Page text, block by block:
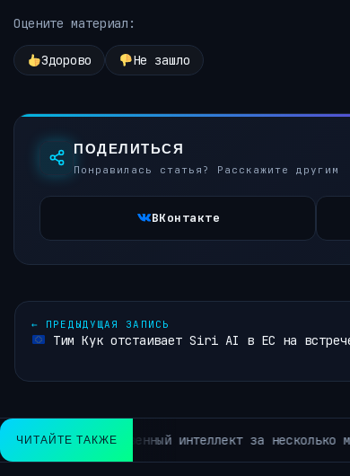
Оцените материал:
Здорово Не зашло
ПОДЕЛИТЬСЯ
Понравилась статья? Расскажите другим
ВКонтакте
← ПРЕДЫДУЩАЯ ЗАПИСЬ
Тим Кук отстаивает Siri AI в ЕС на
ЧИТАЙТЕ ТАКЖЕинструмент для оценки